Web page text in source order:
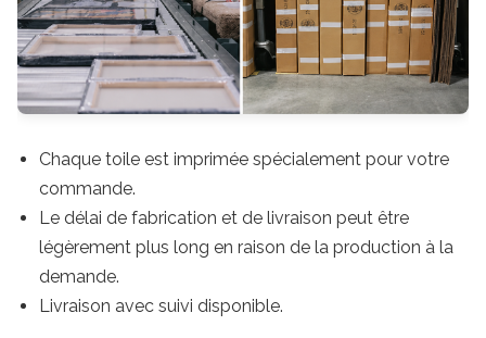
Chaque toile est imprimée spécialement pour votre
commande.
Le délai de fabrication et de livraison peut être
légèrement plus long en raison de la production à la
demande.
Livraison avec suivi disponible.